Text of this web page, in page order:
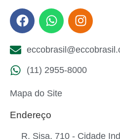
(11) 2955-8000
Mapa do Site
Endereço
R. Sisa, 710 - Cidade